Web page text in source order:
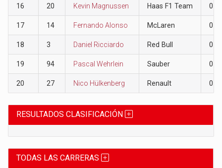
16 20 Kevin Magnussen Haas F1 Team 0
17 14 Fernando Alonso McLaren 0
18 3 Daniel Ricciardo Red Bull 0
19 94 Pascal Wehrlein Sauber 0
20 27 Nico Hülkenberg Renault 0
RESULTADOS CLASIFICACIÓN
TODAS LAS CARRERAS